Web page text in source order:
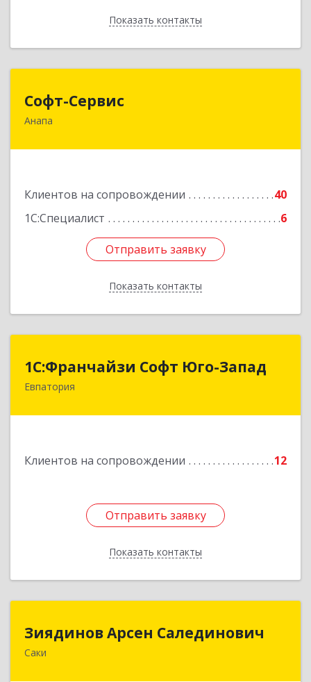
Показать контакты
Назад
Софт-Сервис
Анапа
Клиентов на сопровождении
40
1С:Специалист
6
Отправить заявку
Показать контакты
353440, Краснодарский край, Анапский р-н,
Отправить заявку
Назад
1С:Франчайзи Софт Юго-Запад
Евпатория
Клиентов на сопровождении 12
Отправить заявку
Показать контакты
1С:Франчайзи Софт Юго-Запад
297407, Крым Респ, Евпатория г, Победы пр-кт,
Отправить заявку
Назад
Зиядинов Арсен Салединович
Саки